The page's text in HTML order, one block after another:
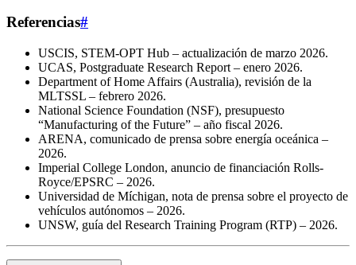
Referencias#
USCIS, STEM-OPT Hub – actualización de marzo 2026.
UCAS, Postgraduate Research Report – enero 2026.
Department of Home Affairs (Australia), revisión de la
MLTSSL – febrero 2026.
National Science Foundation (NSF), presupuesto
“Manufacturing of the Future” – año fiscal 2026.
ARENA, comunicado de prensa sobre energía oceánica –
2026.
Imperial College London, anuncio de financiación Rolls-
Royce/EPSRC – 2026.
Universidad de Míchigan, nota de prensa sobre el proyecto de
vehículos autónomos – 2026.
UNSW, guía del Research Training Program (RTP) – 2026.